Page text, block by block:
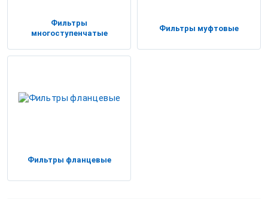
Фильтры
многоступенчатые
Фильтры муфтовые
Фильтры фланцевые